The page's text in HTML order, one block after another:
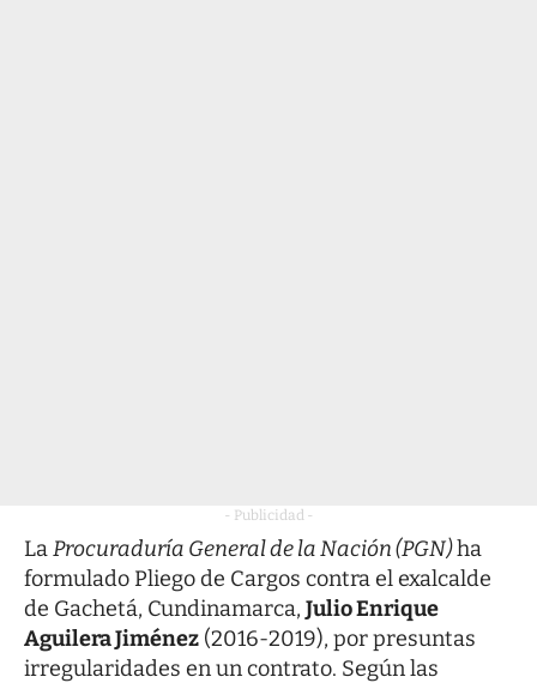
- Publicidad -
LaProcuraduría General de la Nación (PGN)ha
formulado Pliego de Cargos contra el exalcalde
de Gachetá, Cundinamarca, Julio Enrique
Aguilera Jiménez (2016-2019), por presuntas
irregularidades en un contrato. Según las